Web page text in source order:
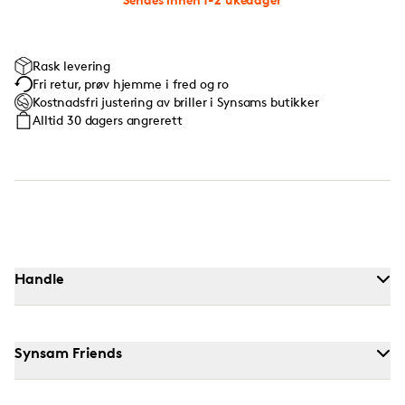
Rask levering
Fri retur, prøv hjemme i fred og ro
Kostnadsfri justering av briller i Synsams butikker
Alltid 30 dagers angrerett
Handle
Synsam Friends